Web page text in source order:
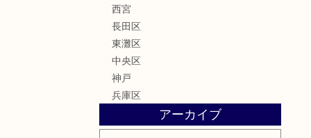
西宮
長田区
東灘区
中央区
神戸
兵庫区
アーカイブ